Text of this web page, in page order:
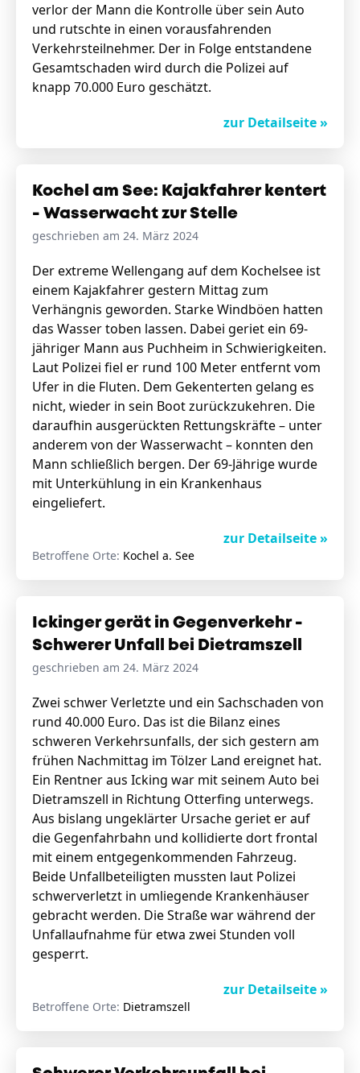
verlor der Mann die Kontrolle über sein Auto
und rutschte in einen vorausfahrenden
Verkehrsteilnehmer. Der in Folge entstandene
Gesamtschaden wird durch die Polizei auf
knapp 70.000 Euro geschätzt.
zur Detailseite »
Kochel am See: Kajakfahrer kentert
- Wasserwacht zur Stelle
geschrieben am 24. März 2024
Der extreme Wellengang auf dem Kochelsee ist
einem Kajakfahrer gestern Mittag zum
Verhängnis geworden. Starke Windböen hatten
das Wasser toben lassen. Dabei geriet ein 69-
jähriger Mann aus Puchheim in Schwierigkeiten.
Laut Polizei fiel er rund 100 Meter entfernt vom
Ufer in die Fluten. Dem Gekenterten gelang es
nicht, wieder in sein Boot zurückzukehren. Die
daraufhin ausgerückten Rettungskräfte – unter
anderem von der Wasserwacht – konnten den
Mann schließlich bergen. Der 69-Jährige wurde
mit Unterkühlung in ein Krankenhaus
eingeliefert.
zur Detailseite »
Betroffene Orte: Kochel a. See
Ickinger gerät in Gegenverkehr -
Schwerer Unfall bei Dietramszell
geschrieben am 24. März 2024
Zwei schwer Verletzte und ein Sachschaden von
rund 40.000 Euro. Das ist die Bilanz eines
schweren Verkehrsunfalls, der sich gestern am
frühen Nachmittag im Tölzer Land ereignet hat.
Ein Rentner aus Icking war mit seinem Auto bei
Dietramszell in Richtung Otterfing unterwegs.
Aus bislang ungeklärter Ursache geriet er auf
die Gegenfahrbahn und kollidierte dort frontal
mit einem entgegenkommenden Fahrzeug.
Beide Unfallbeteiligten mussten laut Polizei
schwerverletzt in umliegende Krankenhäuser
gebracht werden. Die Straße war während der
Unfallaufnahme für etwa zwei Stunden voll
gesperrt.
zur Detailseite »
Betroffene Orte: Dietramszell